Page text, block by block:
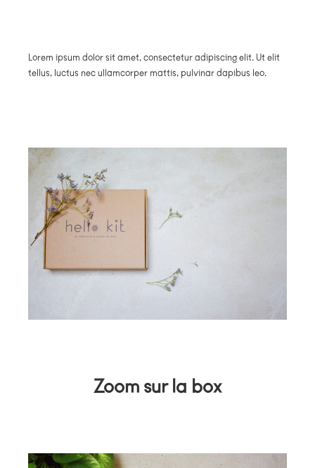
Lorem ipsum dolor sit amet, consectetur adipiscing elit. Ut elit
tellus, luctus nec ullamcorper mattis, pulvinar dapibus leo.
Zoom sur la box